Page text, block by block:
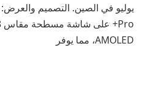
AMOLED، مما يوفر